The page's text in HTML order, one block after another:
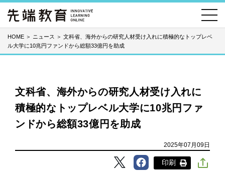
HOME ＞ ニュース ＞ 文科省、海外からの研究人材受け入れに積極的なトップレベ
ル大学に10兆円ファンドから総額33億円を助成
文科省、海外からの研究人材受け入れに
積極的なトップレベル大学に10兆円ファ
ンドから総額33億円を助成
2025年07月09日
印刷